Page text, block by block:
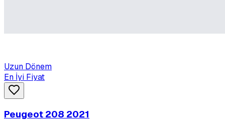
Uzun Dönem
En İyi Fiyat
Peugeot 208 2021